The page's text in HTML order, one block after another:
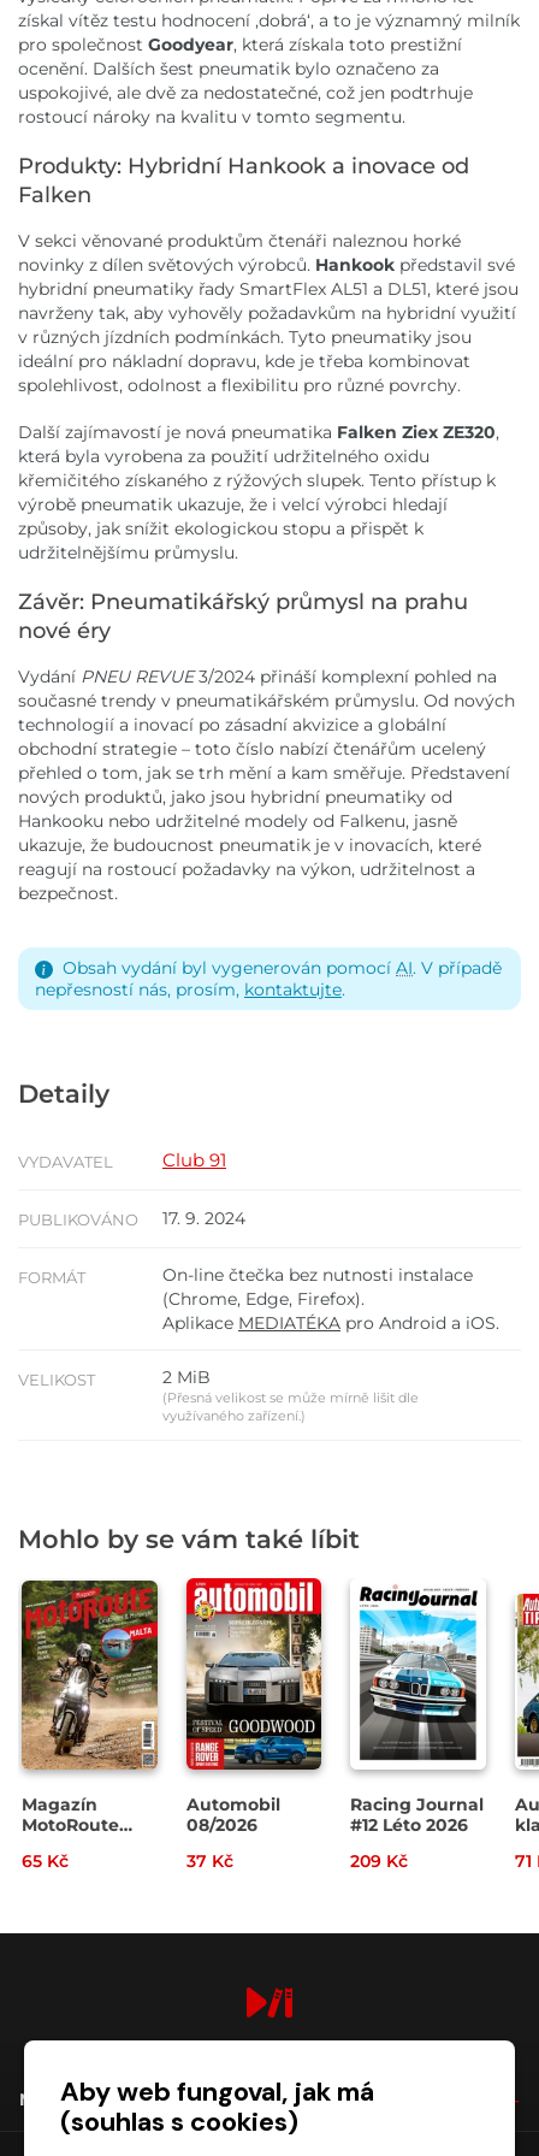
získal vítěz testu hodnocení ,dobrá‘, a to je významný milník
pro společnost Goodyear, která získala toto prestižní
ocenění. Dalších šest pneumatik bylo označeno za
uspokojivé, ale dvě za nedostatečné, což jen podtrhuje
rostoucí nároky na kvalitu v tomto segmentu.
Produkty: Hybridní Hankook a inovace od
Falken
V sekci věnované produktům čtenáři naleznou horké
novinky z dílen světových výrobců. Hankook představil své
hybridní pneumatiky řady SmartFlex AL51 a DL51, které jsou
navrženy tak, aby vyhověly požadavkům na hybridní využití
v různých jízdních podmínkách. Tyto pneumatiky jsou
ideální pro nákladní dopravu, kde je třeba kombinovat
spolehlivost, odolnost a flexibilitu pro různé povrchy.
Další zajímavostí je nová pneumatika Falken Ziex ZE320,
která byla vyrobena za použití udržitelného oxidu
křemičitého získaného z rýžových slupek. Tento přístup k
výrobě pneumatik ukazuje, že i velcí výrobci hledají
způsoby, jak snížit ekologickou stopu a přispět k
udržitelnějšímu průmyslu.
Závěr: Pneumatikářský průmysl na prahu
nové éry
Vydání PNEU REVUE3/2024 přináší komplexní pohled na
současné trendy v pneumatikářském průmyslu. Od nových
technologií a inovací po zásadní akvizice a globální
obchodní strategie – toto číslo nabízí čtenářům ucelený
přehled o tom, jak se trh mění a kam směřuje. Představení
nových produktů, jako jsou hybridní pneumatiky od
Hankooku nebo udržitelné modely od Falkenu, jasně
ukazuje, že budoucnost pneumatik je v inovacích, které
reagují na rostoucí požadavky na výkon, udržitelnost a
bezpečnost.
Obsah vydání byl vygenerován pomocí AI. V případě
nepřesností nás, prosím, kontaktujte.
Detaily
VYDAVATEL Club 91
PUBLIKOVÁNO 17. 9. 2024
FORMÁT
On-line čtečka bez nutnosti instalace
(Chrome, Edge, Firefox).
Aplikace MEDIATÉKA pro Android a iOS.
VELIKOST 2 MiB
(Přesná velikost se může mírně lišit dle
využívaného zařízení.)
Mohlo by se vám také líbit
Magazín
MotoRoute
65 Kč
Automobil
08/2026
37 Kč
Racing Journal
#12 Léto 2026
209 Kč
71
NÁKUPAby web fungoval, jak má
(souhlas s cookies)